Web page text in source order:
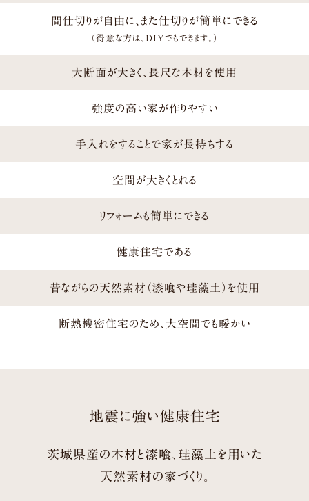
間仕切りが自由に、また仕切りが簡単にできる
（得意な方は、DIYでもできます。）
大断面が大きく、長尺な木材を使用
強度の高い家が作りやすい
手入れをすることで家が長持ちする
空間が大きくとれる
リフォームも簡単にできる
健康住宅である
昔ながらの天然素材（漆喰や珪藻土）を使用
断熱機密住宅のため、大空間でも暖かい
地震に強い健康住宅
茨城県産の木材と漆喰、珪藻土を用いた
天然素材の家づくり。